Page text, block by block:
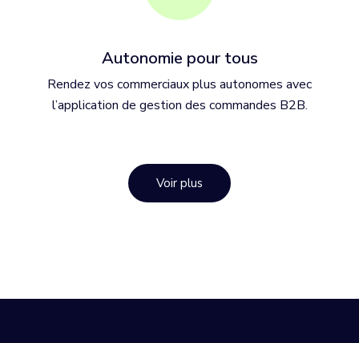
Autonomie pour tous
Rendez vos commerciaux plus autonomes avec
l’application de gestion des commandes B2B.
Voir plus